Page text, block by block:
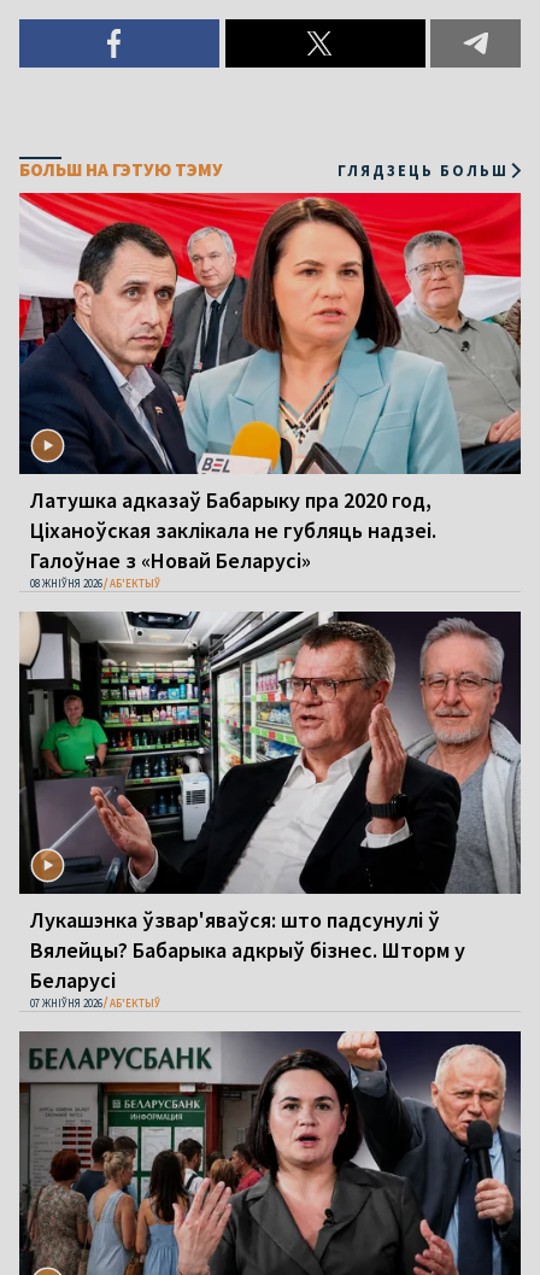
БОЛЬШ НА ГЭТУЮ ТЭМУ ГЛЯДЗЕЦЬ БОЛЬШ
Латушка адказаў Бабарыку пра 2020 год,
Ціханоўская заклікала не губляць надзеі.
Галоўнае з «Новай Беларусі»
08 ЖНІЎНЯ 2026 АБ'ЕКТЫЎ
Лукашэнка ўзвар'яваўся: што падсунулі ў
Вялейцы? Бабарыка адкрыў бізнес. Шторм у
Беларусі
07 ЖНІЎНЯ 2026 АБ'ЕКТЫЎ